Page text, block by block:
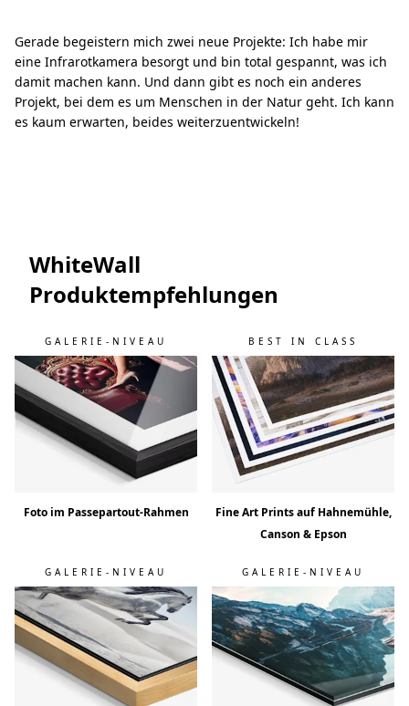
Gerade begeistern mich zwei neue Projekte: Ich habe mir
eine Infrarotkamera besorgt und bin total gespannt, was ich
damit machen kann. Und dann gibt es noch ein anderes
Projekt, bei dem es um Menschen in der Natur geht. Ich kann
es kaum erwarten, beides weiterzuentwickeln!
WhiteWall
Produktempfehlungen
GALERIE-NIVEAU
Foto im Passepartout-Rahmen
BEST IN CLASS
Fine Art Prints auf Hahnemühle,
Canson & Epson
GALERIE-NIVEAU GALERIE-NIVEAU